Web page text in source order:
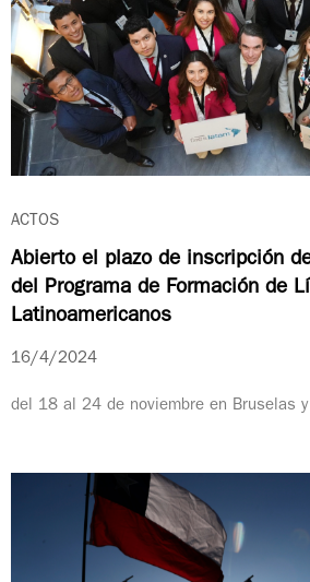
ACTOS
Abierto el plazo de inscripción
del Programa de Formación de
Latinoamericanos
16/4/2024
del 18 al 24 de noviembre en Bruselas y